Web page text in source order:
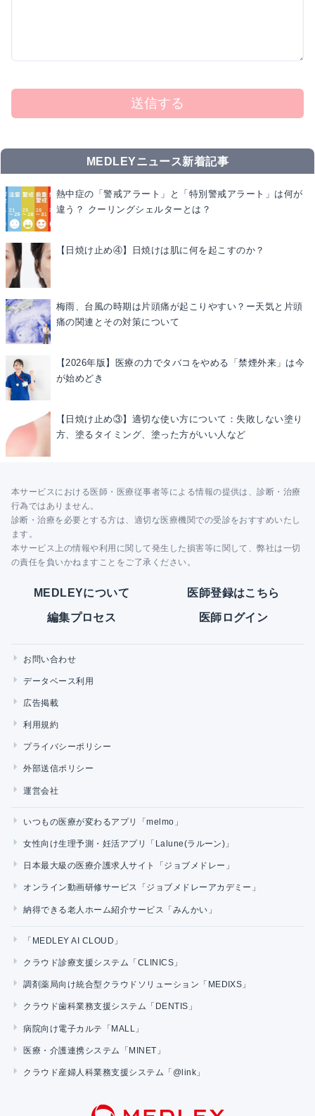
送信する
MEDLEYニュース新着記事
熱中症の「警戒アラート」と「特別警戒アラート」は何が
違う？ クーリングシェルターとは？
【日焼け止め④】日焼けは肌に何を起こすのか？
梅雨、台風の時期は片頭痛が起こりやすい？ー天気と片頭
痛の関連とその対策について
【2026年版】医療の力でタバコをやめる「禁煙外来」は今
が始めどき
【日焼け止め③】適切な使い方について：失敗しない塗り
方、塗るタイミング、塗った方がいい人など
本サービスにおける医師・医療従事者等による情報の提供は、診断・治療
行為ではありません。
診断・治療を必要とする方は、適切な医療機関での受診をおすすめいたし
ます。
本サービス上の情報や利用に関して発生した損害等に関して、弊社は一切
の責任を負いかねますことをご了承ください。
MEDLEYについて 医師登録はこちら
編集プロセス 医師ログイン
お問い合わせ
データベース利用
広告掲載
利用規約
プライバシーポリシー
外部送信ポリシー
運営会社
いつもの医療が変わるアプリ「melmo」
女性向け生理予測・妊活アプリ「Lalune(ラルーン)」
日本最大級の医療介護求人サイト「ジョブメドレー」
オンライン動画研修サービス「ジョブメドレーアカデミー」
納得できる老人ホーム紹介サービス「みんかい」
「MEDLEY AI CLOUD」
クラウド診療支援システム「CLINICS」
調剤薬局向け統合型クラウドソリューション「MEDIXS」
クラウド歯科業務支援システム「DENTIS」
病院向け電子カルテ「MALL」
医療・介護連携システム「MINET」
クラウド産婦人科業務支援システム「@link」